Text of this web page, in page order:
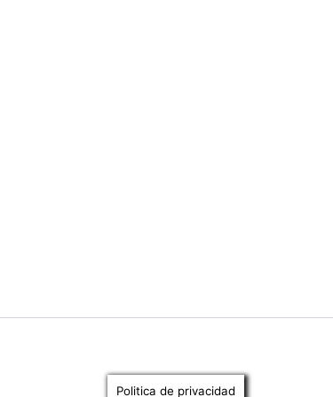
Politica de privacidad